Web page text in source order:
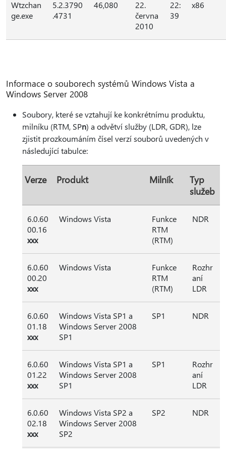
Wtzchan
ge.exe
5.2.3790
.4731
46,080
22.
června
2010
22:
39
x86
Informace o souborech systémů Windows Vista a
Windows Server 2008
Soubory, které se vztahují ke konkrétnímu produktu,
milníku (RTM, SPn) a odvětví služby (LDR, GDR), lze
zjistit prozkoumáním čísel verzí souborů uvedených v
následující tabulce:
Verze Produkt Milník
Typ
služeb
6.0.60
00.16
xxx
Windows Vista
Funkce
RTM
(RTM)
NDR
6.0.60
00.20
xxx
Windows Vista
Funkce
RTM
(RTM)
Rozhr
aní
LDR
6.0.60
01.18
xxx
Windows Vista SP1 a
Windows Server 2008
SP1
SP1 NDR
6.0.60
01.22
xxx
Windows Vista SP1 a
Windows Server 2008
SP1
SP1
Rozhr
aní
LDR
6.0.60
02.18
xxx
Windows Vista SP2 a
Windows Server 2008
SP2
SP2 NDR